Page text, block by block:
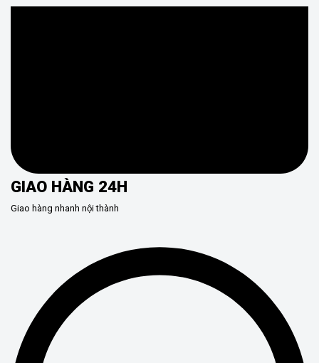
GIAO HÀNG 24H
Giao hàng nhanh nội thành